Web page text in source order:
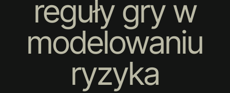
reguły gry w
modelowaniu
ryzyka